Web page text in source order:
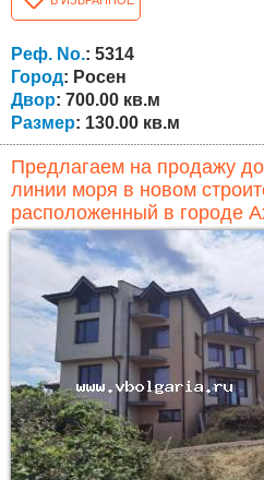
большая кладовая! Дом продается с современной
мебелью и техникой. Расположение: Деревня Росен
(Бургасская область)
Болгарии и входит в...
Реф. No.: 5314
Город: Росен
Двор: 700.00 кв.м
Размер: 130.00 кв.м
Предлагаем на продажу
линии моря в новом
расположенный в городе